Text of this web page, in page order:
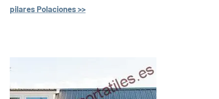
pilares Polaciones >>